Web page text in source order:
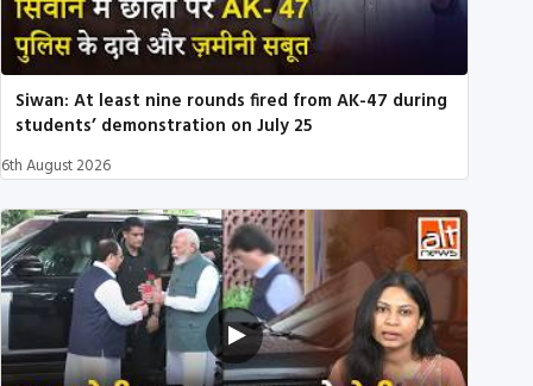
Siwan: At least nine rounds fired from AK-47 during
students’ demonstration on July 25
6th August 2026